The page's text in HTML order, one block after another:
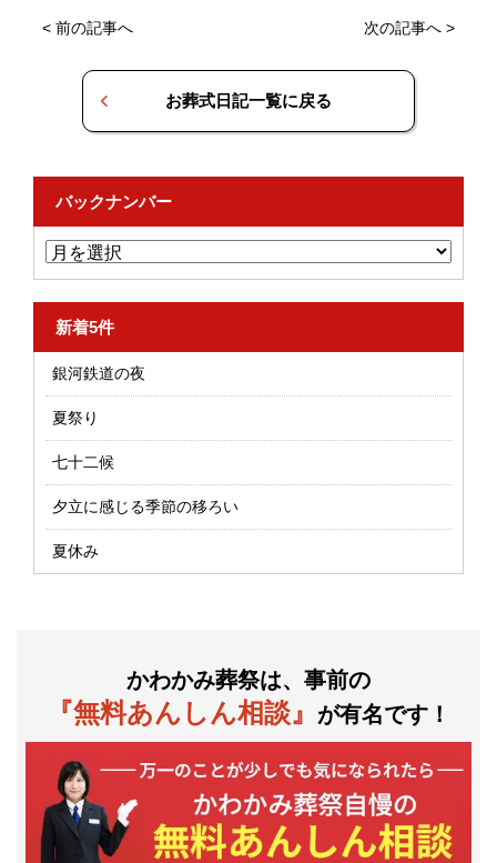
< 前の記事へ 次の記事へ >
お葬式日記一覧に戻る
バックナンバー
新着5件
銀河鉄道の夜
夏祭り
七十二候
夕立に感じる季節の移ろい
夏休み
かわかみ葬祭は、事前の
『無料あんしん相談』 が有名です！